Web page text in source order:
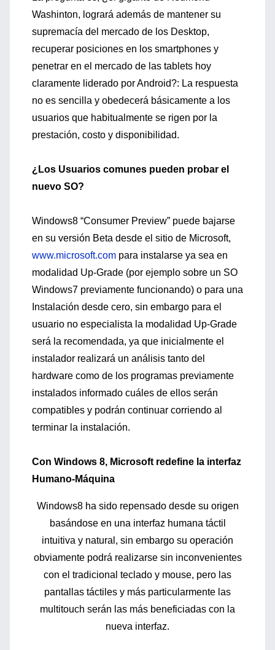
Washinton, logrará además de mantener su
supremacía del mercado de los Desktop,
recuperar posiciones en los smartphones y
penetrar en el mercado de las tablets hoy
claramente liderado por Android?: La respuesta
no es sencilla y obedecerá básicamente a los
usuarios que habitualmente se rigen por la
prestación, costo y disponibilidad.
¿Los Usuarios comunes pueden probar el
nuevo SO?
Windows8 “Consumer Preview” puede bajarse
en su versión Beta desde el sitio de Microsoft,
www.microsoft.com para instalarse ya sea en
modalidad Up-Grade (por ejemplo sobre un SO
Windows7 previamente funcionando) o para una
Instalación desde cero, sin embargo para el
usuario no especialista la modalidad Up-Grade
será la recomendada, ya que inicialmente el
instalador realizará un análisis tanto del
hardware como de los programas previamente
instalados informado cuáles de ellos serán
compatibles y podrán continuar corriendo al
terminar la instalación.
Con Windows 8, Microsoft redefine la interfaz
Humano-Máquina
Windows8 ha sido repensado desde su origen
basándose en una interfaz humana táctil
intuitiva y natural, sin embargo su operación
obviamente podrá realizarse sin inconvenientes
con el tradicional teclado y mouse, pero las
pantallas táctiles y más particularmente las
multitouch serán las más beneficiadas con la
nueva interfaz.